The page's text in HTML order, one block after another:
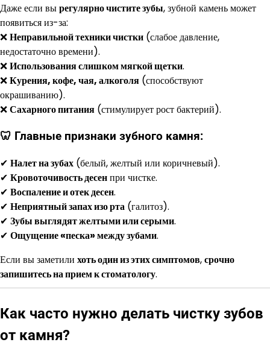
Даже если вырегулярно чистите зубы, зубной камень может
появиться из-за:
❌Неправильной техники чистки (слабое давление,
недостаточно времени).
❌Использования слишком мягкой щетки.
❌Курения, кофе, чая, алкоголя (способствуют
окрашиванию).
❌Сахарного питания (стимулирует рост бактерий).
🦷 Главные признаки зубного камня:
✔ Налет на зубах (белый, желтый или коричневый).
✔ Кровоточивость десенпри чистке.
✔ Воспаление и отек десен.
✔ Неприятный запах изо рта (галитоз).
✔ Зубы выглядят желтыми или серыми.
✔ Ощущение «песка» между зубами.
Если вы заметили хоть один из этих симптомов,срочно
запишитесь на прием к стоматологу.
Как часто нужно делать чистку зубов
от камня?